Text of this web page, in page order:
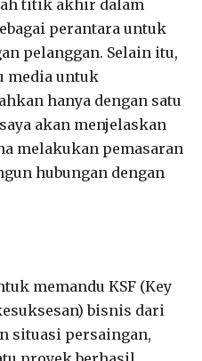
titik akhir dalam
perantara untuk
pelanggan. Selain itu,
media untuk
hanya dengan satu
akan menjelaskan
melakukan pemasaran
hubungan dengan
memandu KSF (Key
bisnis dari
situasi persaingan,